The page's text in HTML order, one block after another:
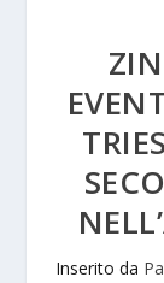
Inserito da